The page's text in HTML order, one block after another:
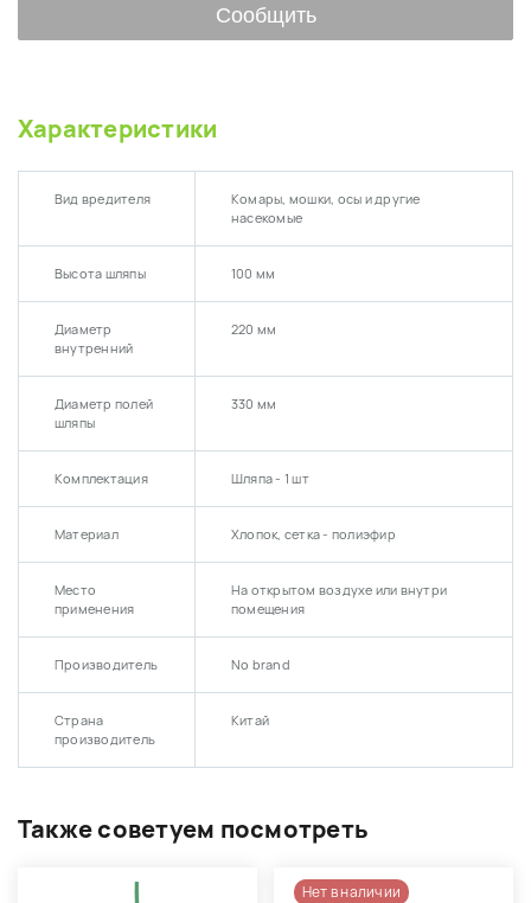
Сообщить
Характеристики
Вид вредителя
Комары, мошки, осы и другие
насекомые
Высота шляпы 100 мм
Диаметр
внутренний
220 мм
Диаметр полей
шляпы
330 мм
Комплектация Шляпа - 1 шт
Материал Хлопок, сетка - полиэфир
Место
применения
На открытом воздухе или внутри
помещения
Производитель No brand
Страна
производитель
Китай
Также советуем посмотреть
Нет в наличии